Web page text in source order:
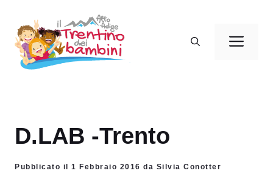
contenuto
D.LAB -Trento
Pubblicato il 1 Febbraio 2016 da Silvia Conotter